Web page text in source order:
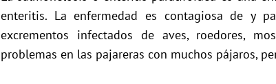
enteritis. La enfermedad es contagiosa de y
excrementos infectados de aves, roedores,
problemas en las pajareras con muchos pájaros,